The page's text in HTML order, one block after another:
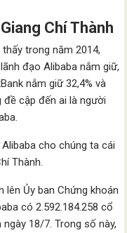
Chí Thành
trong năm 2014,
đạo Alibaba nắm giữ,
nắm giữ 32,4% và
đề cập đến ai là người
cho chúng ta cái
Thành.
lên Ủy ban Chứng khoán
có 2.592.184.258 cổ
18/7. Trong số này,